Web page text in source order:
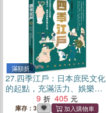
滿額折
27.四季江戶：日本庶民文化
的起點，充滿活力、娛樂與
節慶的精彩日常
9 405
庫存：3